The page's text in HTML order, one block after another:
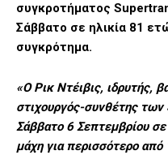
συγκροτήματος
Σάββατο σε ηλικία 81
συγκρότημα.
«Ο Ρικ Ντέιβις, ιδρυτής,
στιχουργός-συνθέτης
Σάββατο 6 Σεπτεμβρίου
μάχη για περισσότερο